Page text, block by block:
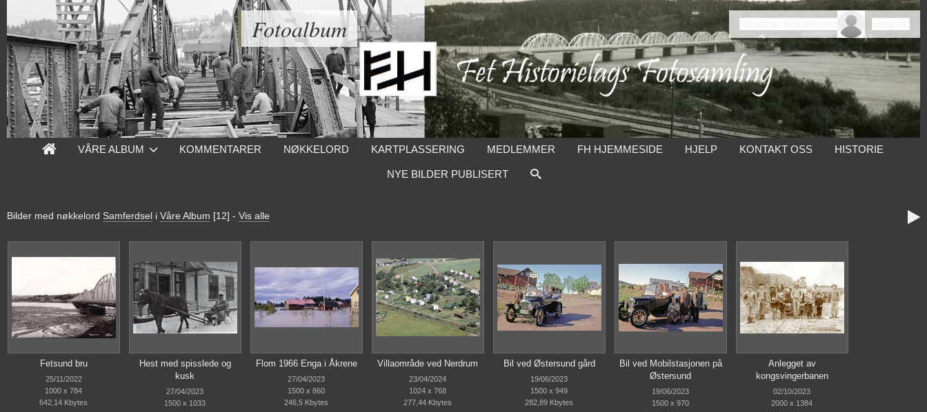
Fotoalbum
VÅRE ALBUM KOMMENTARER NØKKELORD KARTPLASSERING MEDLEMMER FH HJEMMESIDE HJELP KONTAKT OSS HISTORIE
NYE BILDER PUBLISERT
Bilder med nøkkelord Samferdsel i Våre Album [12] - Vis alle 
Fetsund bru
25/11/2022
1000 x 784
642,14 Kbytes
Hest med spisslede og
kusk
27/04/2023
1500 x 1033
Flom 1966 Enga i Åkrene
27/04/2023
1500 x 860
246,5 Kbytes
Villaområde ved Nerdrum
23/04/2024
1024 x 768
277,44 Kbytes
Bil ved Østersund gård
19/06/2023
1500 x 949
282,89 Kbytes
Bil ved Mobilstasjonen på
Østersund
19/06/2023
1500 x 970
Anlegget av
kongsvingerbanen
02/10/2023
2000 x 1384